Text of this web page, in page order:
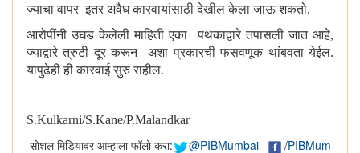
ज्याचा वापर इतर अवैध कारवायांसाठी देखील केला जाऊ शकतो.
आरोपींनी उघड केलेली माहिती एका पथकाद्वारे तपासली जात आहे,
ज्याद्वारे त्रुटी दूर करून अशा प्रकारची फसवणूक थांबवता येईल.
यापुढेही ही कारवाई सुरु राहील.
S.Kulkarni/S.Kane/P.Malandkar
सोशल मिडियावर आम्हाला फॉलो करा: @PIBMumbai /PIBMum